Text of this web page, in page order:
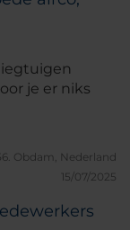
je er niks
Obdam, Nederland
15/07/2025